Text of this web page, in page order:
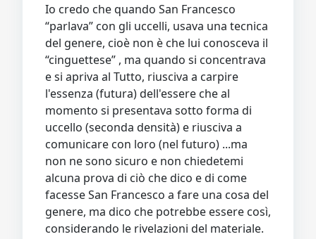
Io credo che quando San Francesco
“parlava” con gli uccelli, usava una tecnica
del genere, cioè non è che lui conosceva il
“cinguettese” , ma quando si concentrava
e si apriva al Tutto, riusciva a carpire
l'essenza (futura) dell'essere che al
momento si presentava sotto forma di
uccello (seconda densità) e riusciva a
comunicare con loro (nel futuro) ...ma
non ne sono sicuro e non chiedetemi
alcuna prova di ciò che dico e di come
facesse San Francesco a fare una cosa del
genere, ma dico che potrebbe essere così,
considerando le rivelazioni del materiale.